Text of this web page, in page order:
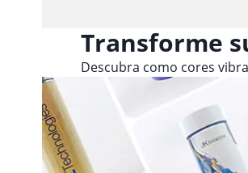
Transforme
Descubra como cores